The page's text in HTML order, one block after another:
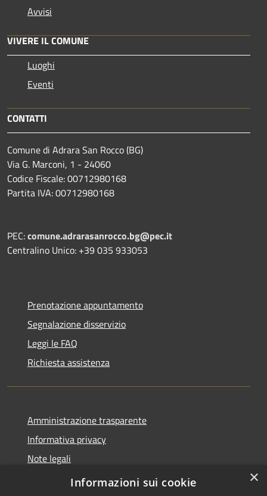
Avvisi
VIVERE IL COMUNE
Luoghi
Eventi
CONTATTI
Comune di Adrara San Rocco (BG)
Via G. Marconi, 1 - 24060
Codice Fiscale: 00712980168
Partita IVA: 00712980168
PEC:comune.adrarasanrocco.bg@pec.it
Centralino Unico: +39 035 933053
Prenotazione appuntamento
Segnalazione disservizio
Leggi le FAQ
Richiesta assistenza
Amministrazione trasparente
Informativa privacy
Note legali
Dichiarazione di accessibilità
×
Informazioni sui cookie